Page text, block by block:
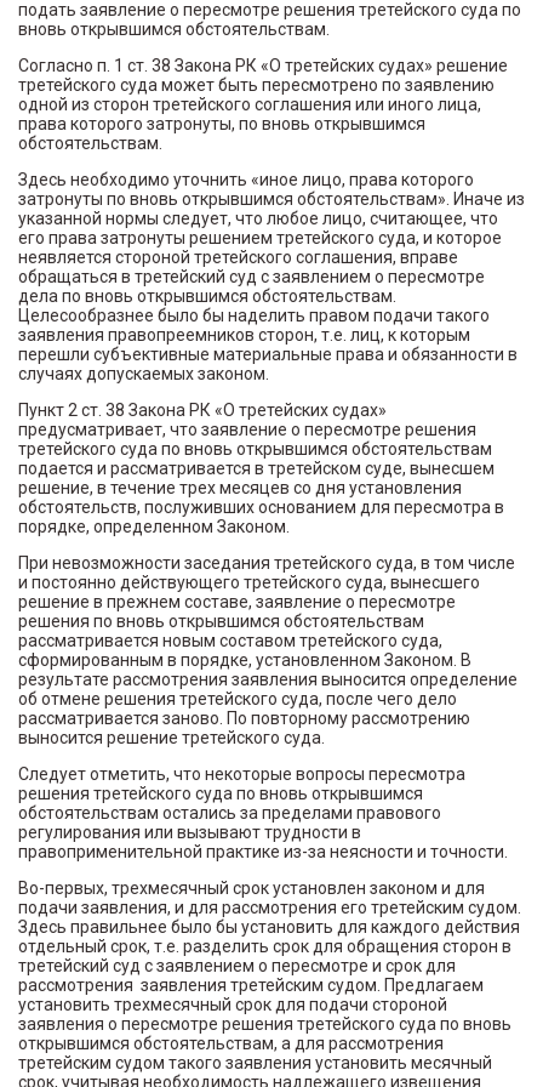
подать заявление о пересмотре решения третейского суда по
вновь открывшимся обстоятельствам.
Согласно п. 1 ст. 38 Закона РК «О третейских судах» решение
третейского суда может быть пересмотрено по заявлению
одной из сторон третейского соглашения или иного лица,
права которого затронуты, по вновь открывшимся
обстоятельствам.
Здесь необходимо уточнить «иное лицо, права которого
затронуты по вновь открывшимся обстоятельствам». Иначе из
указанной нормы следует, что любое лицо, считающее, что
его права затронуты решением третейского суда, и которое
неявляется стороной третейского соглашения, вправе
обращаться в третейский суд с заявлением о пересмотре
дела по вновь открывшимся обстоятельствам.
Целесообразнее было бы наделить правом подачи такого
заявления правопреемников сторон, т.е. лиц, к которым
перешли субъективные материальные права и обязанности в
случаях допускаемых законом.
Пункт 2 ст. 38 Закона РК «О третейских судах»
предусматривает, что заявление о пересмотре решения
третейского суда по вновь открывшимся обстоятельствам
подается и рассматривается в третейском суде, вынесшем
решение, в течение трех месяцев со дня установления
обстоятельств, послуживших основанием для пересмотра в
порядке, определенном Законом.
При невозможности заседания третейского суда, в том числе
и постоянно действующего третейского суда, вынесшего
решение в прежнем составе, заявление о пересмотре
решения по вновь открывшимся обстоятельствам
рассматривается новым составом третейского суда,
сформированным в порядке, установленном Законом. В
результате рассмотрения заявления выносится определение
об отмене решения третейского суда, после чего дело
рассматривается заново. По повторному рассмотрению
выносится решение третейского суда.
Следует отметить, что некоторые вопросы пересмотра
решения третейского суда по вновь открывшимся
обстоятельствам остались за пределами правового
регулирования или вызывают трудности в
правоприменительной практике из-за неясности и точности.
Во-первых, трехмесячный срок установлен законом и для
подачи заявления, и для рассмотрения его третейским судом.
Здесь правильнее было бы установить для каждого действия
отдельный срок, т.е. разделить срок для обращения сторон в
третейский суд с заявлением о пересмотре и срок для
рассмотрения заявления третейским судом. Предлагаем
установить трехмесячный срок для подачи стороной
заявления о пересмотре решения третейского суда по вновь
открывшимся обстоятельствам, а для рассмотрения
третейским судом такого заявления установить месячный
срок, учитывая необходимость надлежащего извещения